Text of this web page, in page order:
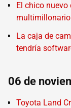
El chico nuevo
La caja de
tendría
06 de
Toyota Land